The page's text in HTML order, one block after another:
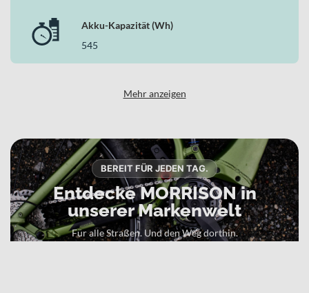
Akku-Kapazität (Wh)
545
Mehr anzeigen
BEREIT FÜR JEDEN TAG.
Entdecke MORRISON in
unserer Markenwelt
Für alle Straßen. Und den Weg dorthin.